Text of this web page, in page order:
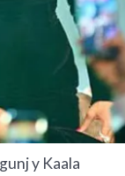
y Kaala